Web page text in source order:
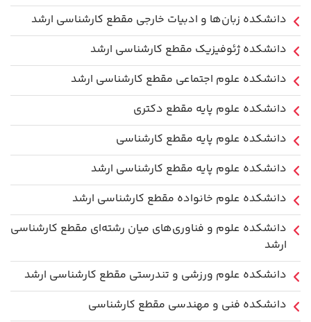
دانشکده زبان‌ها و ادبیات خارجی مقطع کارشناسی ارشد
دانشکده ژئوفیزیک مقطع کارشناسی ارشد
دانشکده علوم اجتماعی مقطع کارشناسی ارشد
دانشکده علوم پایه مقطع دکتری
دانشکده علوم پایه مقطع کارشناسی
دانشکده علوم پایه مقطع کارشناسی ارشد
دانشکده علوم خانواده مقطع کارشناسی ارشد
دانشکده علوم و فناوری‌های میان رشته‌ای مقطع کارشناسی
ارشد
دانشکده علوم ورزشی و تندرستی مقطع کارشناسی ارشد
دانشکده فنی و مهندسی مقطع کارشناسی